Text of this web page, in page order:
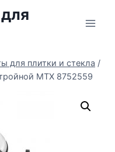
для плитки и стекла /
МТХ 8752559